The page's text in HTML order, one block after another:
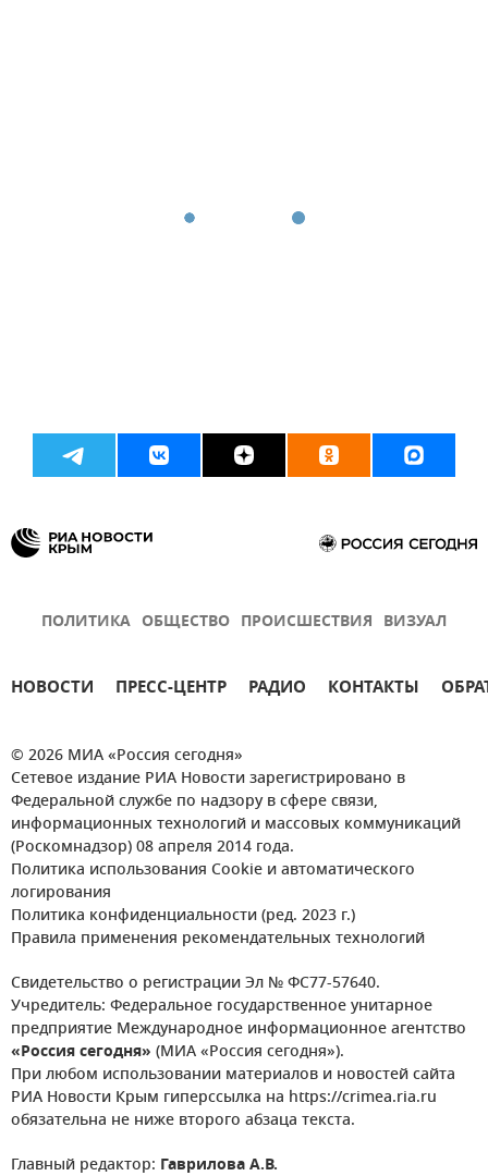
ПОЛИТИКА ОБЩЕСТВО ПРОИСШЕСТВИЯ ВИЗУАЛ
НОВОСТИ ПРЕСС-ЦЕНТР РАДИО КОНТАКТЫ
© 2026 МИА «Россия сегодня»
Сетевое издание РИА Новости зарегистрировано в
Федеральной службе по надзору в сфере связи,
информационных технологий и массовых коммуникаций
(Роскомнадзор) 08 апреля 2014 года.
Политика использования Cookie и автоматического
логирования
Политика конфиденциальности (ред. 2023 г.)
Правила применения рекомендательных технологий
Свидетельство о регистрации Эл № ФС77-57640.
Учредитель: Федеральное государственное унитарное
предприятие Международное информационное агентство
«Россия сегодня» (МИА «Россия сегодня»).
При любом использовании материалов и новостей сайта
РИА Новости Крым гиперссылка на https://crimea.ria.ru
обязательна не ниже второго абзаца текста.
Главный редактор: Гаврилова А.В.